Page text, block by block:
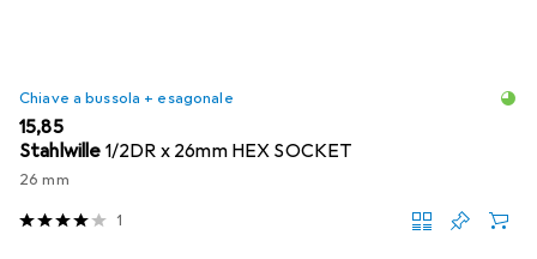
Chiave a bussola + esagonale
EUR
15,85
Stahlwille 1/2DR x 26mm HEX SOCKET
26 mm
1